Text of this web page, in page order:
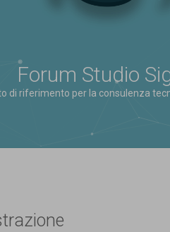
Forum Studio
di riferimento per la consulenza